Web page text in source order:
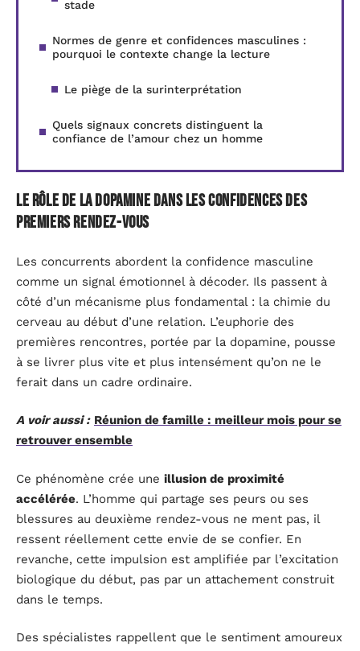
stade
Normes de genre et confidences masculines :
pourquoi le contexte change la lecture
Le piège de la surinterprétation
Quels signaux concrets distinguent la
confiance de l’amour chez un homme
Le rôle de la dopamine dans les confidences des
premiers rendez-vous
Les concurrents abordent la confidence masculine
comme un signal émotionnel à décoder. Ils passent à
côté d’un mécanisme plus fondamental : la chimie du
cerveau au début d’une relation. L’euphorie des
premières rencontres, portée par la dopamine, pousse
à se livrer plus vite et plus intensément qu’on ne le
ferait dans un cadre ordinaire.
A voir aussi : Réunion de famille : meilleur mois pour se
retrouver ensemble
Ce phénomène crée une illusion de proximité
accélérée. L’homme qui partage ses peurs ou ses
blessures au deuxième rendez-vous ne ment pas, il
ressent réellement cette envie de se confier. En
revanche, cette impulsion est amplifiée par l’excitation
biologique du début, pas par un attachement construit
dans le temps.
Des spécialistes rappellent que le sentiment amoureux